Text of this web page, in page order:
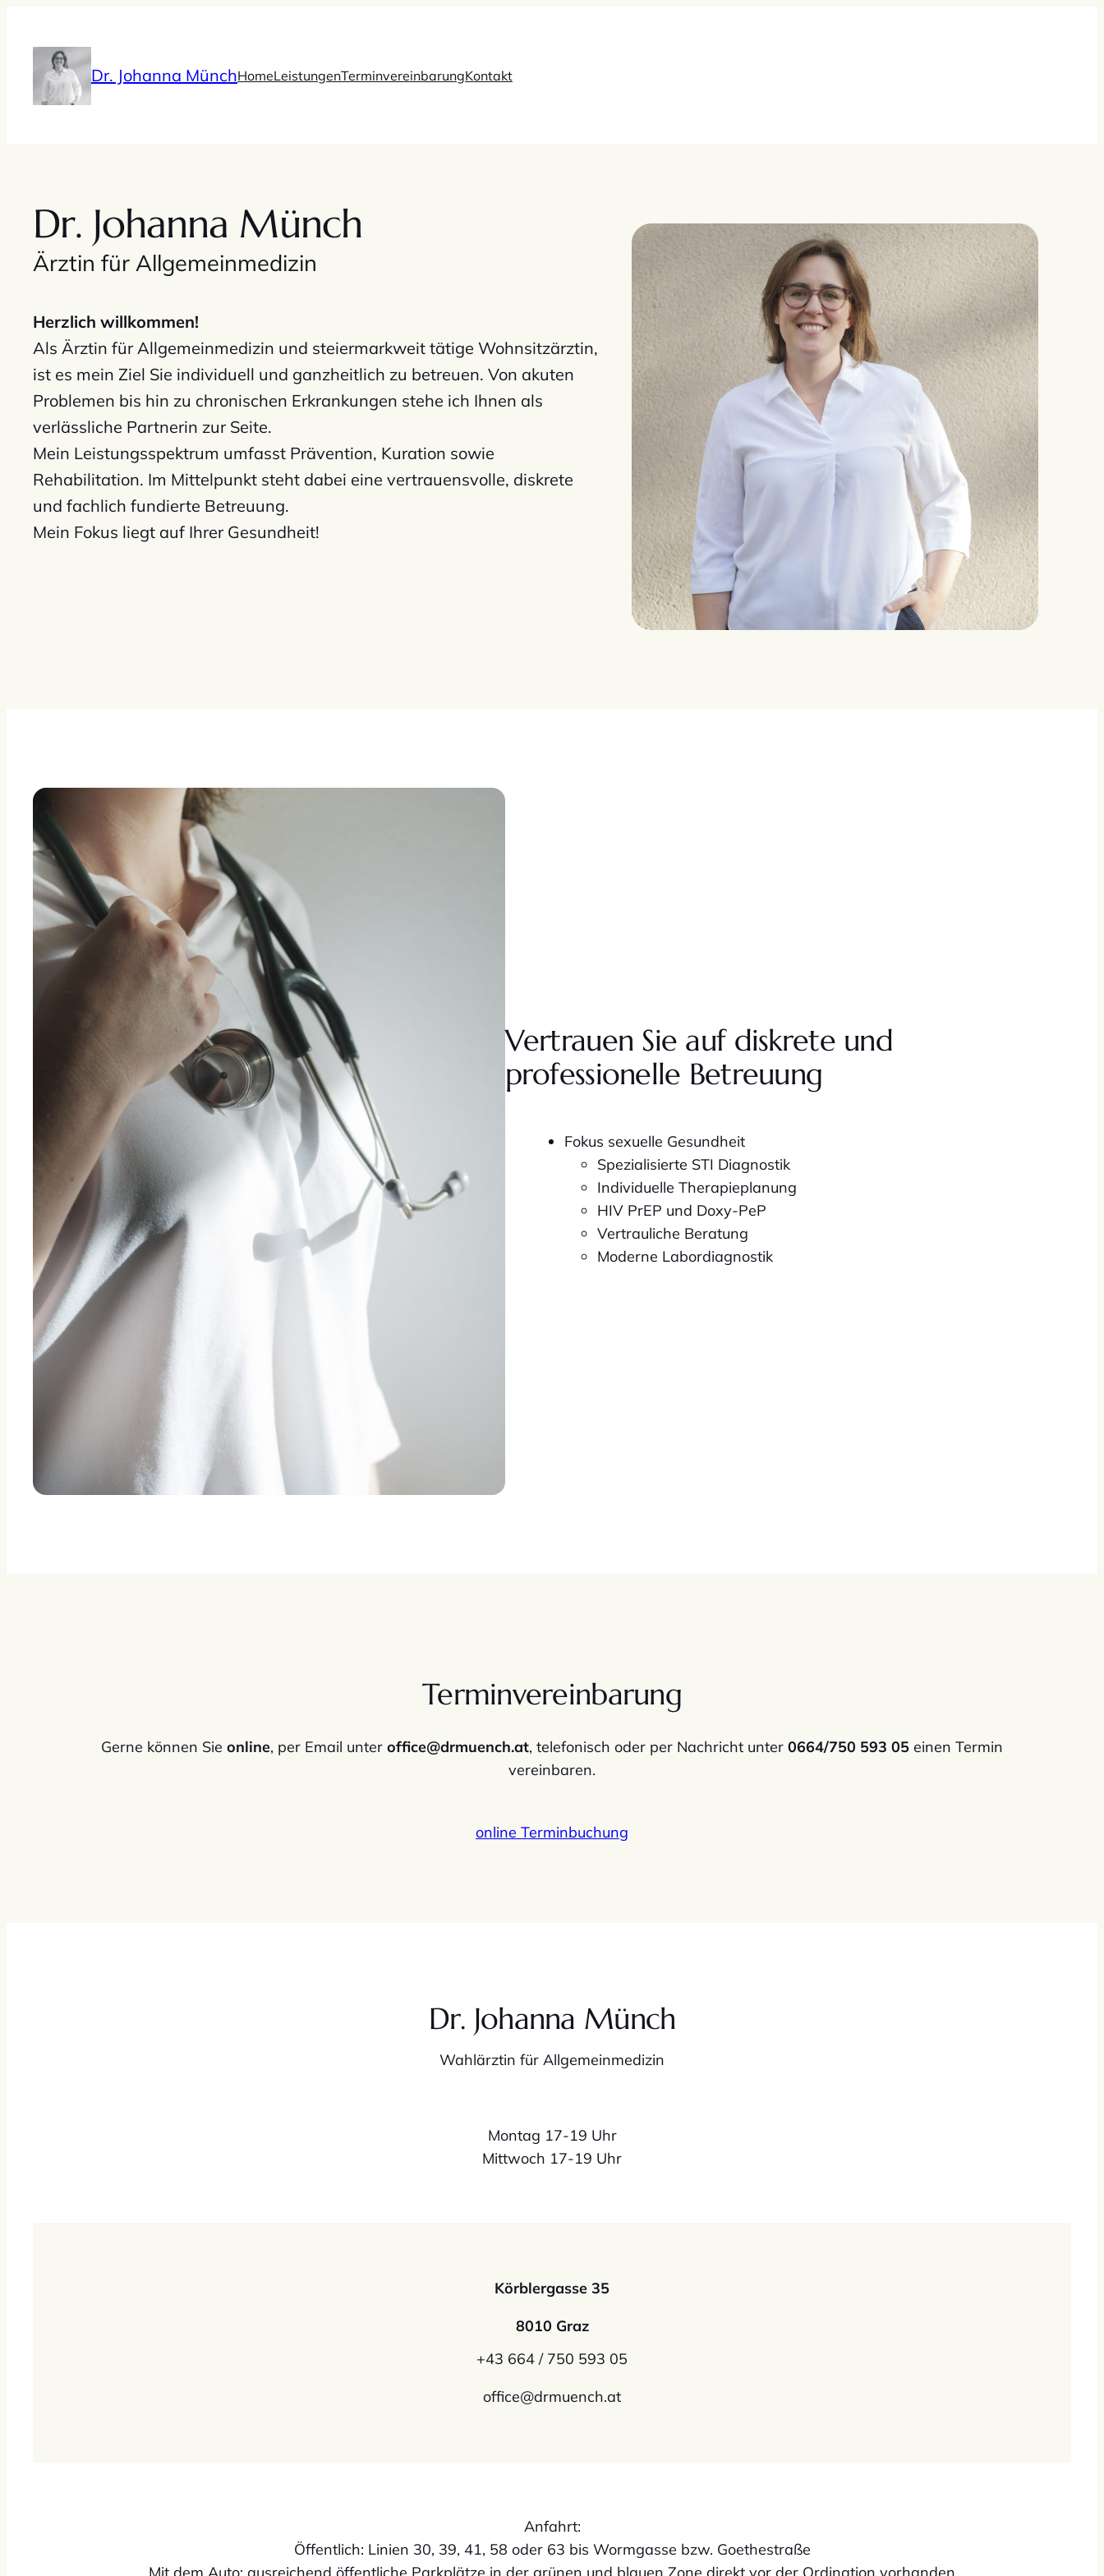
springen
Dr. Johanna MünchHomeLeistungenTerminvereinbarungKontakt
Dr. Johanna Münch
Ärztin für Allgemeinmedizin
Herzlich willkommen!
Als Ärztin für Allgemeinmedizin und steiermarkweit tätige Wohnsitzärztin,
ist es mein Ziel Sie individuell und ganzheitlich zu betreuen. Von akuten
Problemen bis hin zu chronischen Erkrankungen stehe ich Ihnen als
verlässliche Partnerin zur Seite.
Mein Leistungsspektrum umfasst Prävention, Kuration sowie
Rehabilitation. Im Mittelpunkt steht dabei eine vertrauensvolle, diskrete
und fachlich fundierte Betreuung.
Mein Fokus liegt auf Ihrer Gesundheit!
Vertrauen Sie auf diskrete und
professionelle Betreuung
Fokus sexuelle Gesundheit
Spezialisierte STI Diagnostik
Individuelle Therapieplanung
HIV PrEP und Doxy-PeP
Vertrauliche Beratung
Moderne Labordiagnostik
Terminvereinbarung
Gerne können Sie online, per Email unter office@drmuench.at, telefonisch oder per Nachricht unter 0664/750 593 05 einen Termin
vereinbaren.
online Terminbuchung
Dr. Johanna Münch
Wahlärztin für Allgemeinmedizin
Montag 17-19 Uhr
Mittwoch 17-19 Uhr
Körblergasse 35
8010 Graz
+43 664 / 750 593 05
office@drmuench.at
Anfahrt:
Öffentlich: Linien 30, 39, 41, 58 oder 63 bis Wormgasse bzw. Goethestraße
Mit dem Auto: ausreichend öffentliche Parkplätze in der grünen und blauen Zone direkt vor der Ordination vorhanden